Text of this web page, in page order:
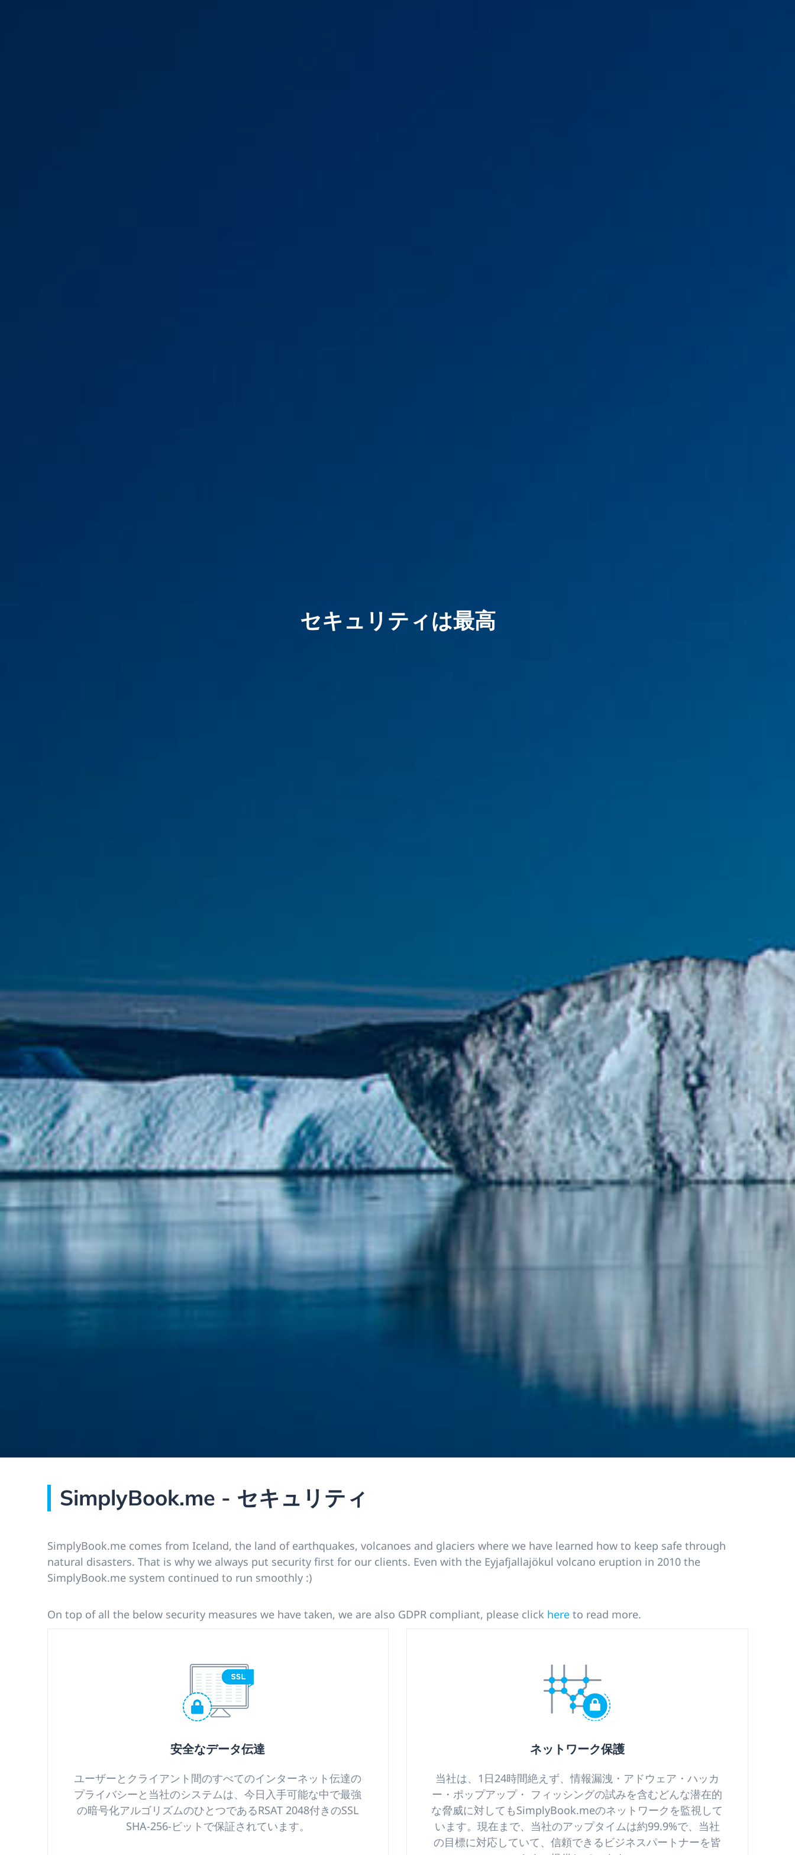
セキュリティは最高
SimplyBook.me - セキュリティ
SimplyBook.me comes from Iceland, the land of earthquakes, volcanoes and glaciers where we have learned how to keep safe through
natural disasters. That is why we always put security first for our clients. Even with the Eyjafjallajökul volcano eruption in 2010 the
SimplyBook.me system continued to run smoothly :)
On top of all the below security measures we have taken, we are also GDPR compliant, please click hereto read more.
安全なデータ伝達
ユーザーとクライアント間のすべてのインターネット伝達の
プライバシーと当社のシステムは、今日入手可能な中で最強
の暗号化アルゴリズムのひとつであるRSAT 2048付きのSSL
SHA-256-ビットで保証されています。
ネットワーク保護
当社は、1日24時間絶えず、情報漏洩・アドウェア・ハッカ
ー・ポップアップ・ フィッシングの試みを含むどんな潜在的
な脅威に対してもSimplyBook.meのネットワークを監視して
います。現在まで、当社のアップタイムは約99.9%で、当社
の目標に対応していて、信頼できるビジネスパートナーを皆